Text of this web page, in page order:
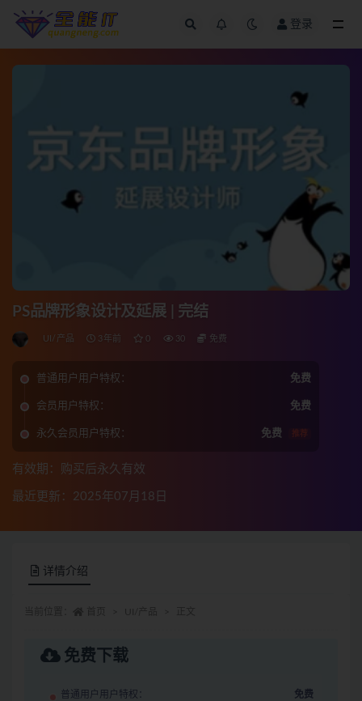
登录
PS品牌形象设计及延展 | 完结
UI/产品 3年前 0 30 免费
普通用户用户特权： 免费
会员用户特权： 免费
永久会员用户特权： 免费 推荐
有效期：购买后永久有效
最近更新：2025年07月18日
详情介绍
免费下载
普通用户用户特权： 免费